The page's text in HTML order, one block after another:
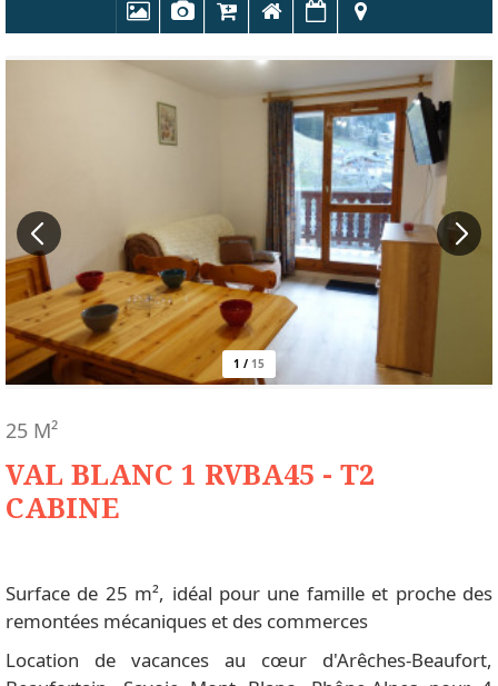
1 / 15
VAL BLANC 1 RVBA45 - T2
CABINE
25 M²
Surface de 25 m², idéal pour une famille et proche des
remontées mécaniques et des commerces
Location de vacances au cœur d'Arêches-Beaufort,